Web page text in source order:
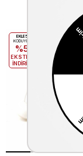
EKLE5
KODUYLA
%5
EKSTRA
İNDİRİM